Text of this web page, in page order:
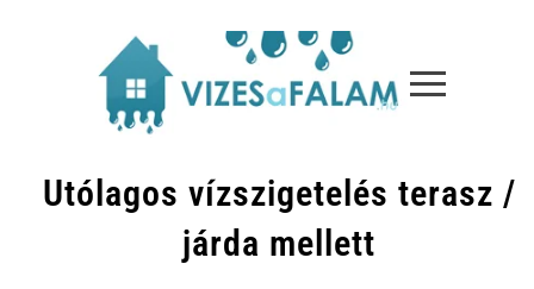
Utólagos vízszigetelés terasz /
járda mellett